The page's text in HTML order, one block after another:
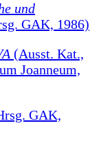
und
GAK, 1986)
(Ausst. Kat.,
Joanneum,
GAK,